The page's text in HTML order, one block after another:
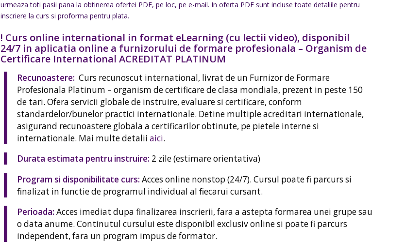
urmeaza toti pasii pana la obtinerea ofertei PDF, pe loc, pe e-mail. In oferta PDF sunt incluse toate detaliile pentru
inscriere la curs si proforma pentru plata.
! Curs online international in format eLearning (cu lectii video), disponibil
24/7 in aplicatia online a furnizorului de formare profesionala – Organism de
Certificare International ACREDITAT PLATINUM
Recunoastere: Curs recunoscut international, livrat de un Furnizor de Formare
Profesionala Platinum – organism de certificare de clasa mondiala, prezent in peste 150
de tari. Ofera servicii globale de instruire, evaluare si certificare, conform
standardelor/bunelor practici internationale. Detine multiple acreditari internationale,
asigurand recunoastere globala a certificarilor obtinute, pe pietele interne si
internationale. Mai multe detalii aici.
Durata estimata pentru instruire: 2 zile (estimare orientativa)
Program si disponibilitate curs: Acces online nonstop (24/7). Cursul poate fi parcurs si
finalizat in functie de programul individual al fiecarui cursant.
Perioada: Acces imediat dupa finalizarea inscrierii, fara a astepta formarea unei grupe sau
o data anume. Continutul cursului este disponibil exclusiv online si poate fi parcurs
independent, fara un program impus de formator.